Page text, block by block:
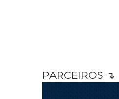
PARCEIROS ↴